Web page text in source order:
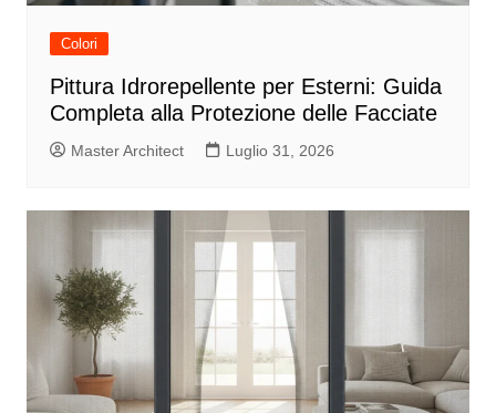
Colori
Pittura Idrorepellente per Esterni: Guida
Completa alla Protezione delle Facciate
Master Architect Luglio 31, 2026